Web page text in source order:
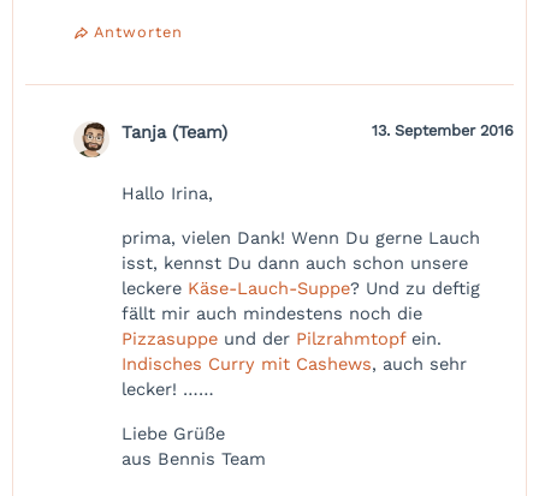
Antworten
Tanja (Team) 13. September 2016
Hallo Irina,
prima, vielen Dank! Wenn Du gerne Lauch
isst, kennst Du dann auch schon unsere
leckere Käse-Lauch-Suppe? Und zu deftig
fällt mir auch mindestens noch die
Pizzasuppe und der Pilzrahmtopf ein.
Indisches Curry mit Cashews, auch sehr
lecker! ……
Liebe Grüße
aus Bennis Team